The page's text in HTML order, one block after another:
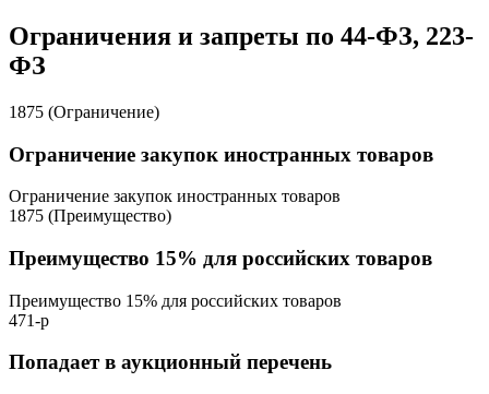
Ограничения и запреты по 44-ФЗ, 223-
ФЗ
1875 (Ограничение)
Ограничение закупок иностранных товаров
Ограничение закупок иностранных товаров
1875 (Преимущество)
Преимущество 15% для российских товаров
Преимущество 15% для российских товаров
471-р
Попадает в аукционный перечень